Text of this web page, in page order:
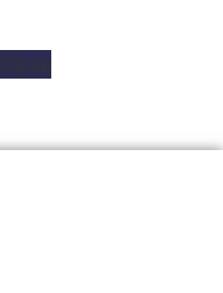
Close